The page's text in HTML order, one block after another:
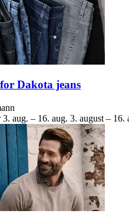
Dakota jeans
3. aug. – 16. aug. 3. august – 16.